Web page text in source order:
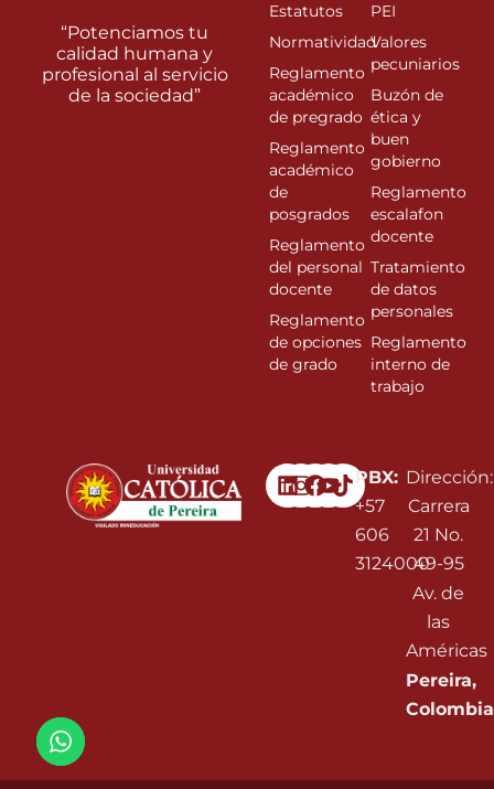
Linkedin
Instagram
Facebook
Youtube
PBX:
+57
606
3124000
Dirección:
Carrera
21 No.
49-95
Av. de
las
Américas
Pereira,
Colombia
“Potenciamos tu
calidad humana y
profesional al servicio
de la sociedad”
Estatutos
Normatividad
Reglamento
académico
de pregrado
Reglamento
académico
de
posgrados
Reglamento
del personal
docente
Reglamento
de opciones
de grado
PEI
Valores
pecuniarios
Buzón de
ética y
buen
gobierno
Reglamento
escalafon
docente
Tratamiento
de datos
personales
Reglamento
interno de
trabajo